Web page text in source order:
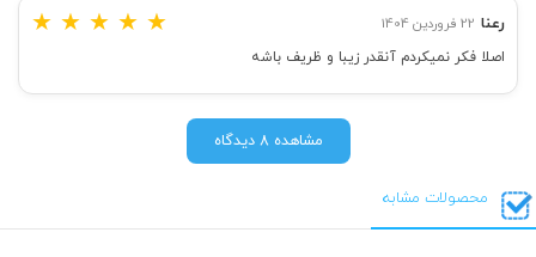
رعنا 22 فروردین 1404 ★ ★ ★ ★ ★
اصلا فکر نمیکردم آنقدر زیبا و ظریف باشه
مشاهده 8 دیدگاه
محصولات مشابه